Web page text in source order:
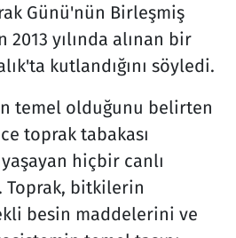
Günü'nün Birleşmiş
yılında alınan bir
kutlandığını söyledi.
temel olduğunu belirten
toprak tabakası
hiçbir canlı
Toprak, bitkilerin
besin maddelerini ve